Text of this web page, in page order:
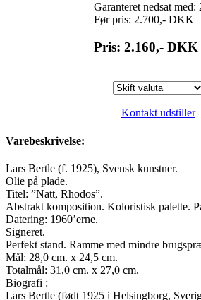
Garanteret nedsat med:
Før pris: 2.700,-DKK
Pris: 2.160,- DKK
Kontakt udstiller
Varebeskrivelse:
Lars Bertle (f. 1925), Svensk kunstner.
Olie på plade.
Titel: ”Natt, Rhodos”.
Abstrakt komposition. Koloristisk palette.
Datering: 1960’erne.
Signeret.
Perfekt stand. Ramme med mindre
Mål: 28,0 cm. x 24,5 cm.
Totalmål: 31,0 cm. x 27,0 cm.
Biografi :
Lars Bertle (født 1925 i Helsingborg,